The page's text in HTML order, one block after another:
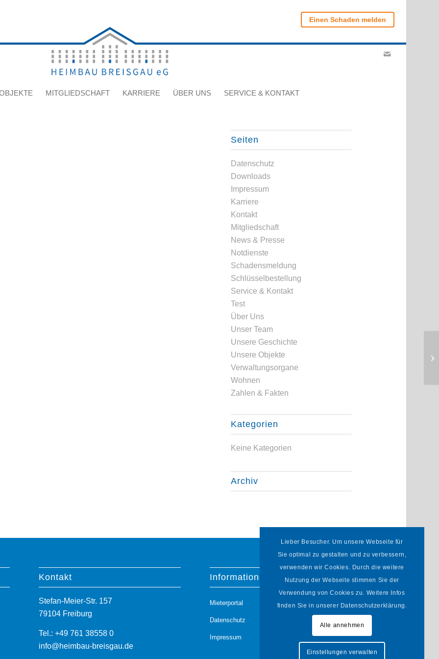
Einen Schaden melden
MITGLIEDSCHAFT KARRIERE ÜBER UNS SERVICE & KONTAKT
Seiten
Datenschutz
Downloads
Impressum
Karriere
Kontakt
Mitgliedschaft
News & Presse
Notdienste
Schadensmeldung
Schlüsselbestellung
Service & Kontakt
Test
Über Uns
Unser Team
Unsere Geschichte
Unsere Objekte
Verwaltungsorgane
Wohnen
Zahlen & Fakten
Kategorien
Keine Kategorien
Archiv
Kontakt
Stefan-Meier-Str. 157
79104 Freiburg
Tel.: +49 761 38558 0
info@heimbau-breisgau.de
Informationen
Mieterportal
Datenschutz
Impressum
Lieber Besucher. Um unsere Webseite für
Sie optimal zu gestalten und zu verbessern,
verwenden wir Cookies. Durch die weitere
Nutzung der Webseite stimmen Sie der
Verwendung von Cookies zu. Weitere Infos
finden Sie in unserer Datenschutzerklärung.
Alle annehmen
Einstellungen verwalten